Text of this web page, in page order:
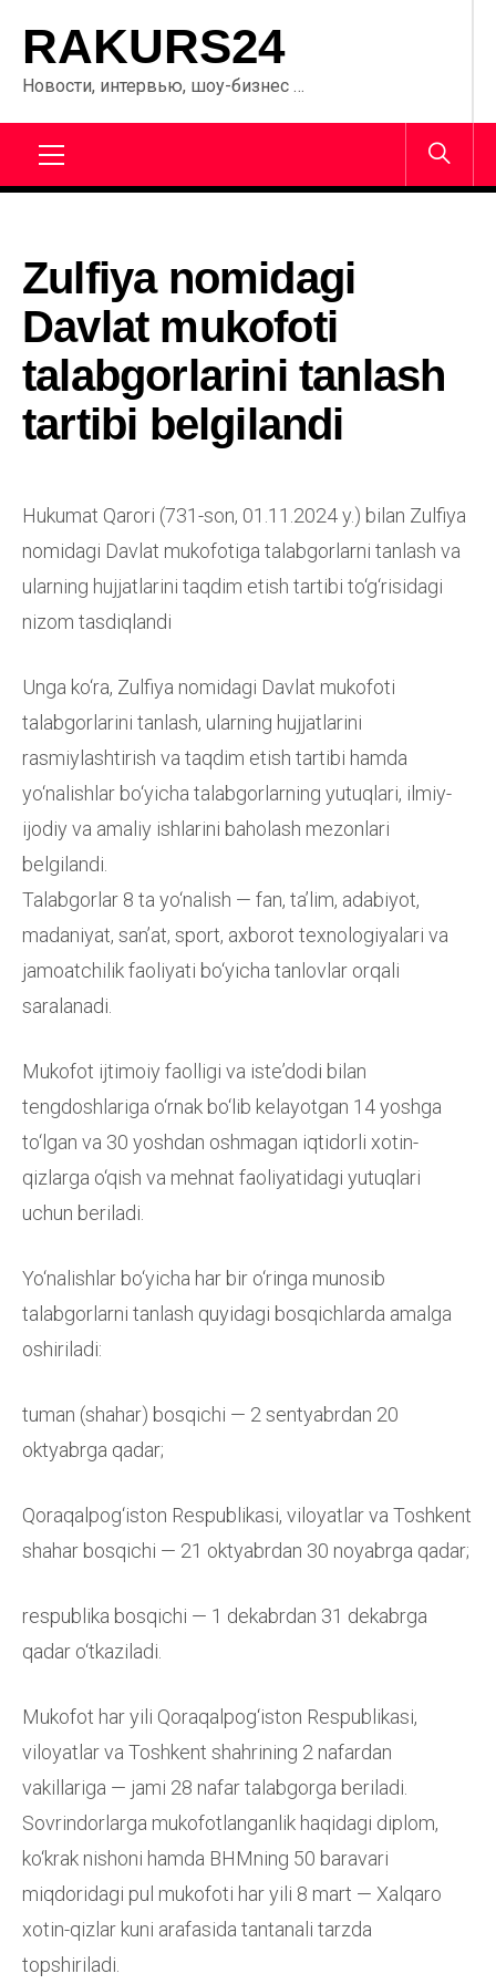
содержанию
RAKURS24
Новости, интервью, шоу-бизнес …
Zulfiya nomidagi
Davlat mukofoti
talabgorlarini tanlash
tartibi belgilandi
Hukumat Qarori (731-son, 01.11.2024 y.) bilan Zulfiya
nomidagi Davlat mukofotiga talabgorlarni tanlash va
ularning hujjatlarini taqdim etish tartibi to‘g‘risidagi
nizom tasdiqlandi
Unga ko‘ra, Zulfiya nomidagi Davlat mukofoti
talabgorlarini tanlash, ularning hujjatlarini
rasmiylashtirish va taqdim etish tartibi hamda
yo‘nalishlar bo‘yicha talabgorlarning yutuqlari, ilmiy-
ijodiy va amaliy ishlarini baholash mezonlari
belgilandi.
Talabgorlar 8 ta yo‘nalish — fan, taʼlim, adabiyot,
madaniyat, sanʼat, sport, axborot texnologiyalari va
jamoatchilik faoliyati bo‘yicha tanlovlar orqali
saralanadi.
Mukofot ijtimoiy faolligi va isteʼdodi bilan
tengdoshlariga o‘rnak bo‘lib kelayotgan 14 yoshga
to‘lgan va 30 yoshdan oshmagan iqtidorli xotin-
qizlarga o‘qish va mehnat faoliyatidagi yutuqlari
uchun beriladi.
Yo‘nalishlar bo‘yicha har bir o‘ringa munosib
talabgorlarni tanlash quyidagi bosqichlarda amalga
oshiriladi:
tuman (shahar) bosqichi — 2 sentyabrdan 20
oktyabrga qadar;
Qoraqalpog‘iston Respublikasi, viloyatlar va Toshkent
shahar bosqichi — 21 oktyabrdan 30 noyabrga qadar;
respublika bosqichi — 1 dekabrdan 31 dekabrga
qadar o‘tkaziladi.
Mukofot har yili Qoraqalpog‘iston Respublikasi,
viloyatlar va Toshkent shahrining 2 nafardan
vakillariga — jami 28 nafar talabgorga beriladi.
Sovrindorlarga mukofotlanganlik haqidagi diplom,
ko‘krak nishoni hamda BHMning 50 baravari
miqdoridagi pul mukofoti har yili 8 mart — Xalqaro
xotin-qizlar kuni arafasida tantanali tarzda
topshiriladi.